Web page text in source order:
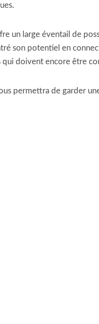
un large éventail de
son potentiel en
qui doivent encore être
permettra de garder